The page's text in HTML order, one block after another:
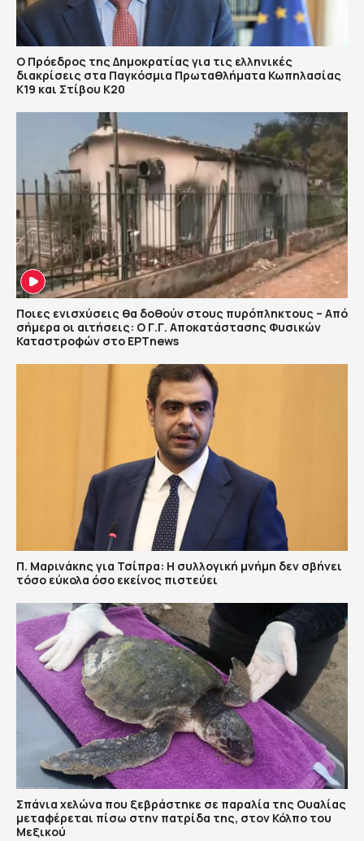
Ο Πρόεδρος της Δημοκρατίας για τις ελληνικές
διακρίσεις στα Παγκόσμια Πρωταθλήματα Κωπηλασίας
Κ19 και Στίβου Κ20
Ποιες ενισχύσεις θα δοθούν στους πυρόπληκτους – Από
σήμερα οι αιτήσεις: Ο Γ.Γ. Αποκατάστασης Φυσικών
Καταστροφών στο ΕΡΤnews
Π. Μαρινάκης για Τσίπρα: Η συλλογική μνήμη δεν σβήνει
τόσο εύκολα όσο εκείνος πιστεύει
Σπάνια χελώνα που ξεβράστηκε σε παραλία της Ουαλίας
μεταφέρεται πίσω στην πατρίδα της, στον Κόλπο του
Μεξικού